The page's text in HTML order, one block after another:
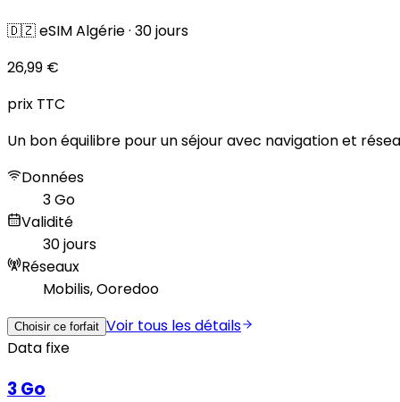
🇩🇿eSIM Algérie· 30 jours
26,99 €
prix TTC
Un bon équilibre pour un séjour avec navigation et
Données
3 Go
Validité
30 jours
Réseaux
Mobilis, Ooredoo
Choisir ce forfait Voir tous les détails
Data fixe
3 Go